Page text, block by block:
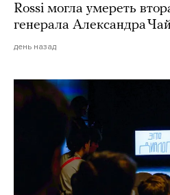
Rossi могла умереть
генерала Александра
день назад